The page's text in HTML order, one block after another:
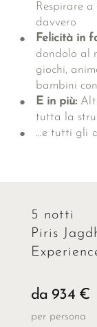
Respirare
davvero
Felicità in
dondolo al
giochi,
bambini
E in più:
tutta la
…e tutti gli
5 notti
Piris
da 934 €
per persona